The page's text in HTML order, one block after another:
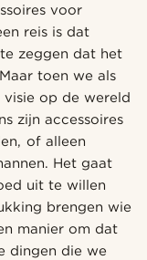
voor
reis is dat
zeggen dat het
toen we als
op de wereld
zijn accessoires
of alleen
Het gaat
uit te willen
brengen wie
manier om dat
dingen die we